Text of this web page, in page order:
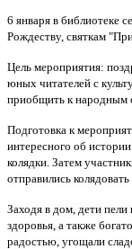
6 января в библиотеке
Рождеству, святкам
Цель мероприятия:
юных читателей с
приобщить к народным
Подготовка к
интересного об
колядки. Затем
отправились колядовать
Заходя в дом, дети пели
здоровья, а также
радостью, угощали